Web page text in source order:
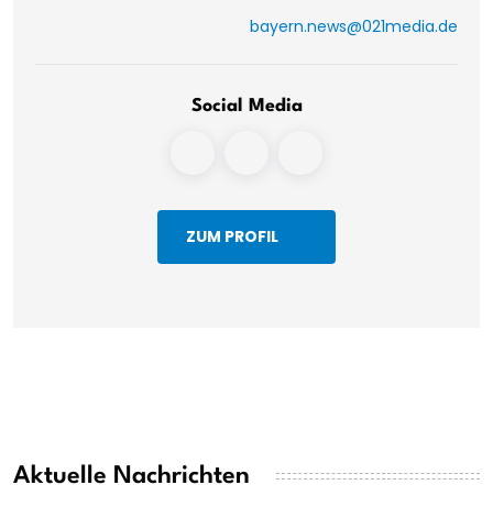
bayern.news@021media.de
Social Media
ZUM PROFIL
Aktuelle Nachrichten